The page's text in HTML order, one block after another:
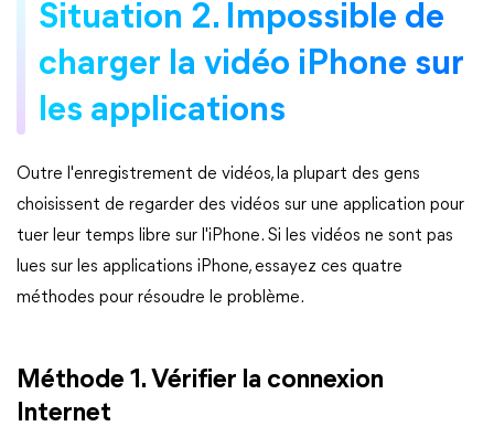
Situation 2. Impossible de
charger la vidéo iPhone sur
les applications
Outre l'enregistrement de vidéos, la plupart des gens
choisissent de regarder des vidéos sur une application pour
tuer leur temps libre sur l'iPhone. Si les vidéos ne sont pas
lues sur les applications iPhone, essayez ces quatre
méthodes pour résoudre le problème.
Méthode 1. Vérifier la connexion
Internet